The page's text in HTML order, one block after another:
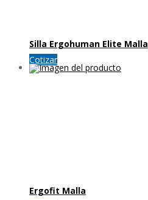
Silla Ergohuman Elite Malla
Cotizar
Ergofit Malla